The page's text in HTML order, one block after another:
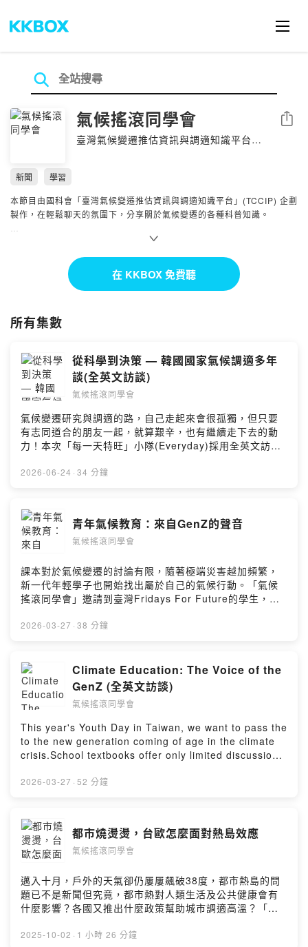
氣候搖滾同學會
臺灣氣候變遷推估資訊與調適知識平台
分享
新聞
學習
本節目由國科會「臺灣氣候變遷推估資訊與調適知識平台」(TCCIP) 企劃
製作，在輕鬆聊天的氛圍下，分享關於氣候變遷的各種科普知識。
歡迎瀏覽我們的官網以獲取更多氣候變遷相關新知：
https://tccip.ncdr.nat.gov.tw/
Powered by Firstory Hosting
在 KKBOX 免費聽
所有集數
從科學到決策 — 韓國國家氣候調適多年
談(全英文訪談)
氣候搖滾同學會
氣候變遷研究與調適的路，自己走起來會很孤獨，但只要
有志同道合的朋友一起，就算艱辛，也有繼續走下去的動
力！本次「每一天特旺」小隊(Everyday)採用全英文訪
的三位專家透過韓國氣候調適實戰經驗的分享，一窺
關注我們的你，無論具備何種專業背景，都能在對抗氣候
變遷的工作中，找到自己的角色並發揮影響力。快與我們
一起，邁出改變未來的第一步!!留言告訴我你對這一集的想
https://open.firstory.me/user/cktwdet6i3xn3095634vr
ktgm/commentsPowered by Firstory Hosting
2026-06-24 · 34 分鐘
青年氣候教育：來自GenZ的聲音
氣候搖滾同學會
課本對於氣候變遷的討論有限，隨著極端災害越加頻繁，
新一代年輕學子也開始找出屬於自己的氣候行動。「氣候
搖滾同學會」邀請到臺灣Fridays For Future的學生，用
自己的「氣候教育課綱」。他們走進教室、面對同學與老
年，如何用自己的聲音，為台灣的氣候教育注入新的曲
調！留言告訴我你對這一集的想法：Powered by Firstory
Hosting
2026-03-27 · 38 分鐘
Climate Education: The Voice of the
GenZ (全英文訪談)
氣候搖滾同學會
This year's Youth Day in Taiwan, we want to pass the
to the new generation coming of age in the climate
crisis.School textbooks offer only limited discussion
frequent, young students are now designing their
Fridays For Future Taiwan to share how they turn
the reports they read, news they follow, and actions
they join into their very own “climate education
different classrooms, speak to students and
teachers, and share: why should we care? what can
we do? and how to transform worries into action.留言
2026-03-27 · 52 分鐘
都市燒燙燙，台歐怎麼面對熱島效應
氣候搖滾同學會
邁入十月，戶外的天氣卻仍屢屢飆破38度，都市熱島的問
題已不是新聞但究竟，都市熱對人類生活及公共健康會有
什麼影響？各國又推出什麼政策幫助城市調適高溫？「氣
近20年的學者：成大林子平老師及德國弗萊堡大學Dr.
2025-10-02 · 1 小時 26 分鐘